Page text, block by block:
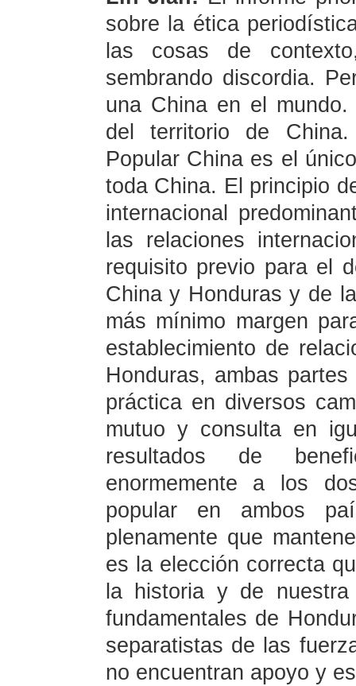
sobre la ética
las cosas de
sembrando discordia.
una China en el
del territorio de
Popular China es el
toda China. El principio
internacional
las relaciones
requisito previo para el
China y Honduras y de
más mínimo margen
establecimiento de
Honduras, ambas
práctica en diversos
mutuo y consulta en
resultados de
enormemente a los
popular en ambos
plenamente que
es la elección correcta
la historia y de
fundamentales de
separatistas de las
no encuentran apoyo y